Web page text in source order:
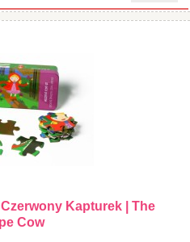
Kapturek | The
Cow